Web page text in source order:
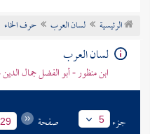
تراجم الأعلام
الرئيسية لسان العرب حرف الخاء
لسان العرب
ابن منظور - أبو الفضل جمال
جزء 5 صفحة 29